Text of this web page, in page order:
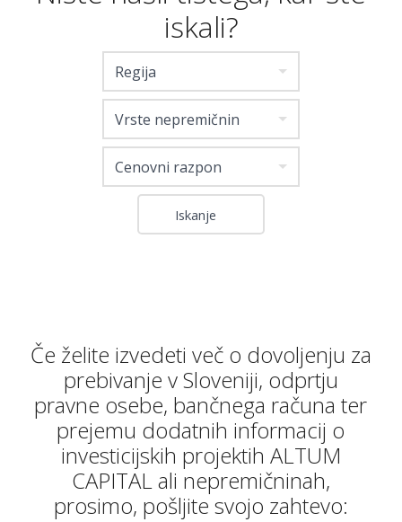
iskali?
Regija
Vrste nepremičnin
Cenovni razpon
Če želite izvedeti več o dovoljenju za
prebivanje v Sloveniji, odprtju
pravne osebe, bančnega računa ter
prejemu dodatnih informacij o
investicijskih projektih ALTUM
CAPITAL ali nepremičninah,
prosimo, pošljite svojo zahtevo: